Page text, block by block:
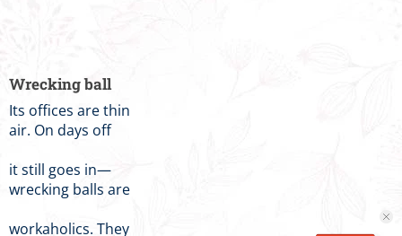
Wrecking ball
Its offices are thin
air. On days off
it still goes in—
wrecking balls are
workaholics. They